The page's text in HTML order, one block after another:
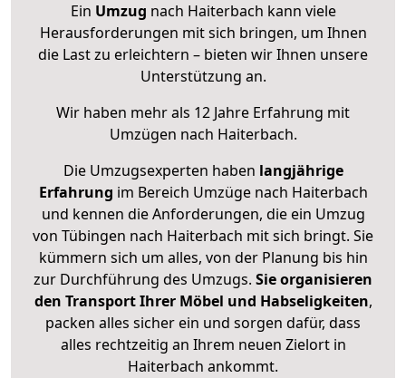
Ein Umzug nach Haiterbach kann viele
Herausforderungen mit sich bringen, um Ihnen
die Last zu erleichtern – bieten wir Ihnen unsere
Unterstützung an.
Wir haben mehr als 12 Jahre Erfahrung mit
Umzügen nach Haiterbach.
Die Umzugsexperten haben langjährige
Erfahrung im Bereich Umzüge nach Haiterbach
und kennen die Anforderungen, die ein Umzug
von Tübingen nach Haiterbach mit sich bringt. Sie
kümmern sich um alles, von der Planung bis hin
zur Durchführung des Umzugs. Sie organisieren
den Transport Ihrer Möbel und Habseligkeiten,
packen alles sicher ein und sorgen dafür, dass
alles rechtzeitig an Ihrem neuen Zielort in
Haiterbach ankommt.